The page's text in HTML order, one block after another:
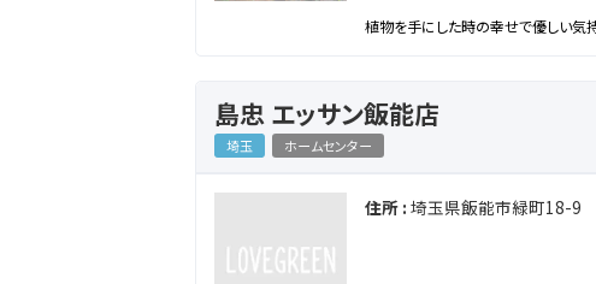
植物を手にした時の幸せで優しい気
「こだわりのプランツと、こだわりの器
お気に入りの一鉢と、素敵な暮らしの
島忠 エッサン飯能店
埼玉 ホームセンター
住所 : 埼玉県飯能市緑町18-9